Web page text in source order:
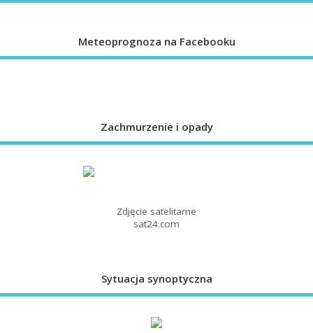
Meteoprognoza na Facebooku
Zachmurzenie i opady
Zdjęcie satelitarne
sat24.com
Sytuacja synoptyczna